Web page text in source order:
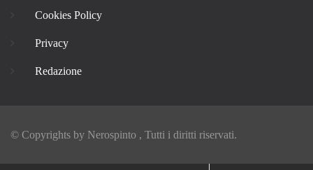
Cookies Policy
Privacy
Redazione
© Copyrights by Nerospinto , Tutti i diritti riservati.